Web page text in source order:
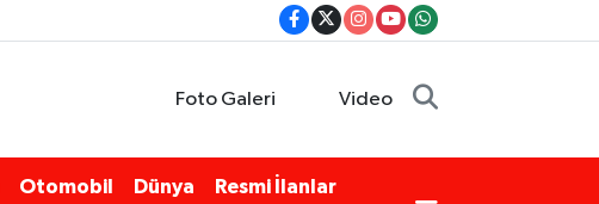
Foto Galeri Video
Otomobil Dünya Resmi İlanlar